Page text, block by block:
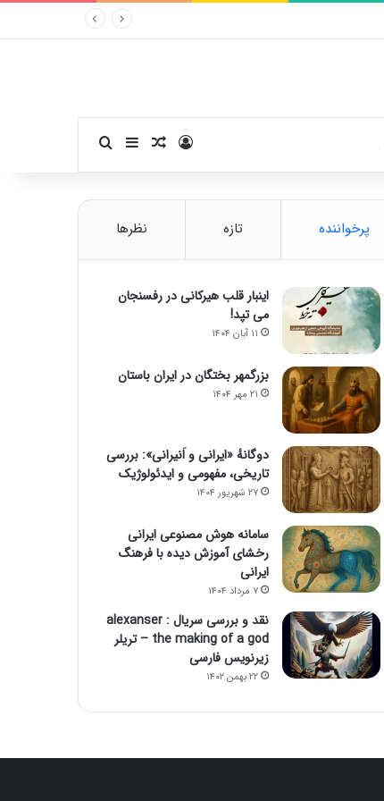
ورودنوشته تصادفی
سایدبارجستجو برای
پرخواننده تازه نظرها
اینبار قلب هیرکانی در رفسنجان
می تپد!
۱۱ آبان ۱۴۰۴
بزرگمهر بختگان در ایران باستان
۲۱ مهر ۱۴۰۴
دوگانهٔ «ایرانی و اَنیرانی»: بررسی
تاریخی، مفهومی و ایدئولوژیک
۲۷ شهریور ۱۴۰۴
سامانه هوش مصنوعی ایرانی
رخشای آموزش دیده با فرهنگ
ایرانی
۷ مرداد ۱۴۰۴
نقد و بررسی سریال alexanser :
the making of a god – تریلر
زیرنویس فارسی
۲۲ بهمن ۱۴۰۲